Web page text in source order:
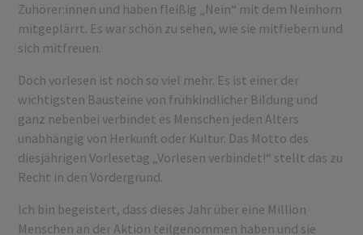
Zuhörer:innen und haben fleißig „Nein“ mit dem Neinhorn
mitgeplärrt. Es war schön zu sehen, wie sie mitfiebern und
sich mitfreuen.
Doch vorlesen ist noch so viel mehr. Es ist einer der
wichtigsten Bausteine von frühkindlicher Bildung und
ganz nebenbei verbindet es Menschen jeden Alters
unabhängig von Herkunft oder Kultur. Das Motto des
diesjährigen Vorlesetag „Vorlesen verbindet!“ stellt das zu
Recht in den Vordergrund.
Ich bin begeistert, dass dieses Jahr über eine Million
Menschen an der Aktion teilgenommen haben und sie